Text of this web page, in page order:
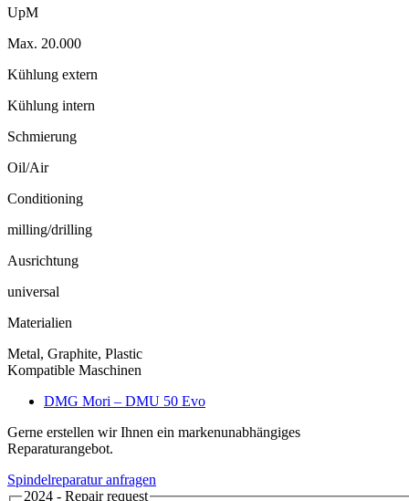
UpM
Max. 20.000
Kühlung extern
Kühlung intern
Schmierung
Oil/Air
Conditioning
milling/drilling
Ausrichtung
universal
Materialien
Metal, Graphite, Plastic
Kompatible Maschinen
DMG Mori – DMU 50 Evo
Gerne erstellen wir Ihnen ein markenunabhängiges
Reparaturangebot.
Spindelreparatur anfragen
2024 - Repair request